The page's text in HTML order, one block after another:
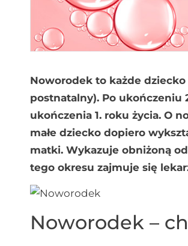
Noworodek to każde
postnatalny). Po ukończeniu
ukończenia 1. roku życia. O
małe dziecko dopiero
matki. Wykazuje obniżoną
tego okresu zajmuje się
Noworodek –